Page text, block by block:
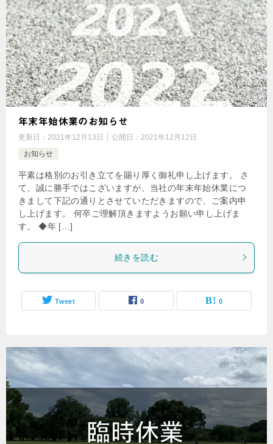
年末年始休業のお知らせ
更新日： 2021年12月13日 公開日： 2021年12月12日
お知らせ
平素は格別のお引き立てを賜り厚く御礼申し上げます。 さ
て、誠に勝手ではこざいますが、当社の年末年始休業につ
きまして下記の通りとさせていただきますので、ご案内申
し上げます。 何卒ご理解頂きますようお願い申し上げま
す。 ◆年 […]
続きを読む
Tweet 0 0